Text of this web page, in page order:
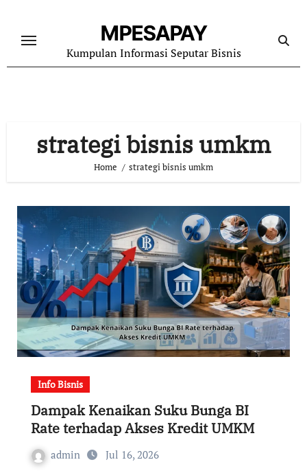
content
MPESAPAY
Kumpulan Informasi Seputar Bisnis
strategi bisnis umkm
Home strategi bisnis umkm
Info Bisnis
Dampak Kenaikan Suku Bunga BI
Rate terhadap Akses Kredit UMKM
admin Jul 16, 2026